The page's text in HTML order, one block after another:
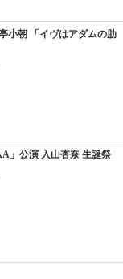
小朝 「イヴはアダムの肋
A」公演 入山杏奈 生誕祭